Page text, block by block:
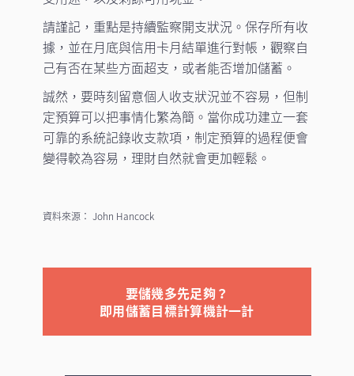
請謹記，重點是持續監察開支狀況。保存所有收
據，並在月底與信用卡月結單進行對帳，觀察自
己有否在某些方面超支，或者能否增加儲蓄。
誠然，要時刻留意個人收支狀況並不容易，但制
定預算可以把事情化繁為簡。當你成功建立一套
可靠的系統記錄收支款項，制定預算的過程便會
變得較為容易，理財自然就會更加輕鬆。
資料來源： John Hancock
要儲幾多先足夠？
即用儲蓄目標計算機計一計